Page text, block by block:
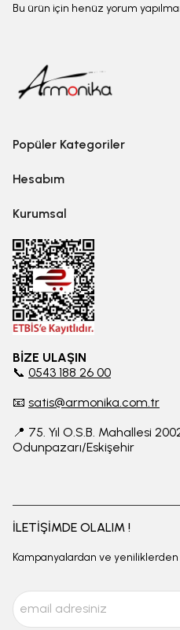
Bu ürün için henüz yorum
Popüler Kategoriler
Hesabım
Kurumsal
BİZE ULAŞIN
📞 0543 188 26 00
📧 satis@armonika.com.tr
📍 75. Yıl O.S.B. Mahallesi
Odunpazarı/Eskişehir
İLETİŞİMDE OLALIM !
Kampanyalardan ve yeniliklerden